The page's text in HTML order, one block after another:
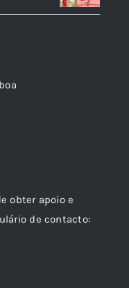
obter apoio e
de contacto: